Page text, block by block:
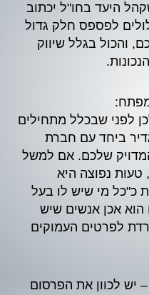
היעד בחו"ל יכתוב
לפספס חלק גדול
והכול בגלל שיווק
לפני שבכלל מתחילים
ביחד עם חברת
שלכם. אם למשל
טעות נפוצה היא
כ"כל מי שיש לו בעל
אכן אנשים שיש
לפרטים העמוקים
יש לכוון את הפרסום